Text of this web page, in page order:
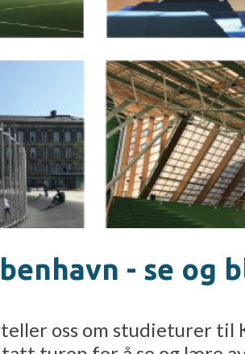
- se og
oss om studieturer til